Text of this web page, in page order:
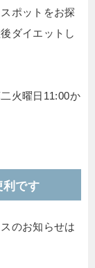
ポットをお探
ダイエットし
火曜日11:00か
利です
のお知らせは